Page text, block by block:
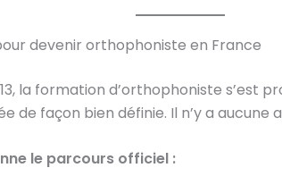
devenir orthophoniste en France
la formation d’orthophoniste s’est
de façon bien définie. Il n’y a aucune
le parcours officiel :